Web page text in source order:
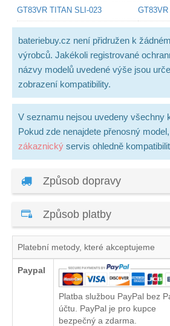
GT83VR TITAN SLI-023
bateriebuy.cz není přidružen k
výrobců. Jakékoli registrované
názvy modelů uvedené výše jsou
zobrazení kompatibility.
V seznamu nejsou uvedeny všechny
Pokud zde nenajdete přenosný
zákaznický servis ohledně
Způsob dopravy
Způsob platby
Platební metody, které akceptujeme
Paypal
Platba službou PayPal bez
účtu. PayPal je pro kupce
bezpečný a zdarma.